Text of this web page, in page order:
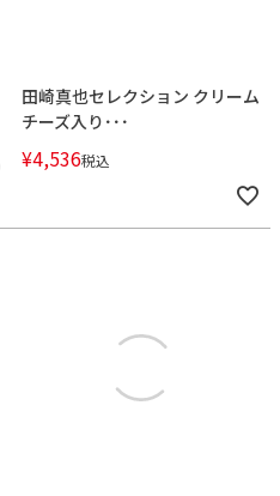
田崎真也セレクション クリーム
チーズ入り･･･
¥4,536税込